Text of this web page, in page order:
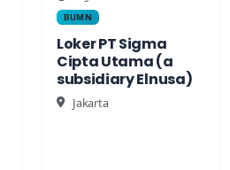
BUMN
Loker PT Sigma
Cipta Utama (a
subsidiary Elnusa)
Jakarta